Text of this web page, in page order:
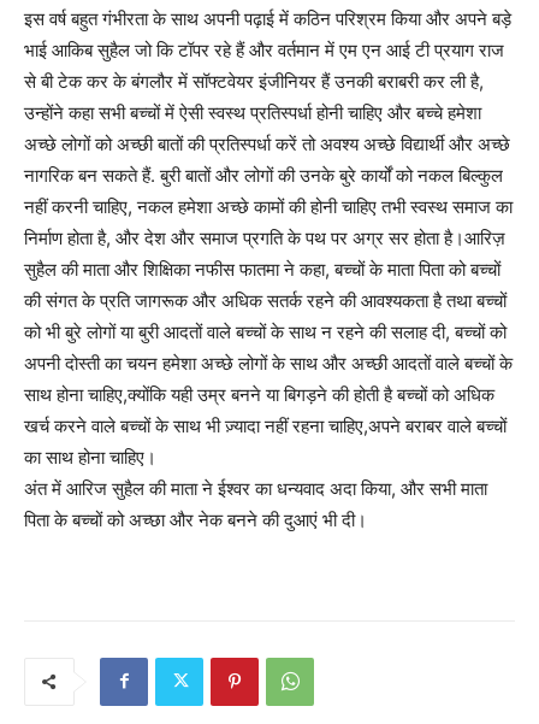
इस वर्ष बहुत गंभीरता के साथ अपनी पढ़ाई में कठिन परिश्रम किया और अपने बड़े
भाई आकिब सुहैल जो कि टॉपर रहे हैं और वर्तमान में एम एन आई टी प्रयाग राज
से बी टेक कर के बंगलौर में सॉफ्टवेयर इंजीनियर हैं उनकी बराबरी कर ली है,
उन्होंने कहा सभी बच्चों में ऐसी स्वस्थ प्रतिस्पर्धा होनी चाहिए और बच्चे हमेशा
अच्छे लोगों को अच्छी बातों की प्रतिस्पर्धा करें तो अवश्य अच्छे विद्यार्थी और अच्छे
नागरिक बन सकते हैं. बुरी बातों और लोगों की उनके बुरे कार्यों को नकल बिल्कुल
नहीं करनी चाहिए, नकल हमेशा अच्छे कामों की होनी चाहिए तभी स्वस्थ समाज का
निर्माण होता है, और देश और समाज प्रगति के पथ पर अग्र सर होता है।आरिज़
सुहैल की माता और शिक्षिका नफीस फातमा ने कहा, बच्चों के माता पिता को बच्चों
की संगत के प्रति जागरूक और अधिक सतर्क रहने की आवश्यकता है तथा बच्चों
को भी बुरे लोगों या बुरी आदतों वाले बच्चों के साथ न रहने की सलाह दी, बच्चों को
अपनी दोस्ती का चयन हमेशा अच्छे लोगों के साथ और अच्छी आदतों वाले बच्चों के
साथ होना चाहिए,क्योंकि यही उम्र बनने या बिगड़ने की होती है बच्चों को अधिक
खर्च करने वाले बच्चों के साथ भी ज़्यादा नहीं रहना चाहिए,अपने बराबर वाले बच्चों
का साथ होना चाहिए।
अंत में आरिज सुहैल की माता ने ईश्वर का धन्यवाद अदा किया, और सभी माता
पिता के बच्चों को अच्छा और नेक बनने की दुआएं भी दी।